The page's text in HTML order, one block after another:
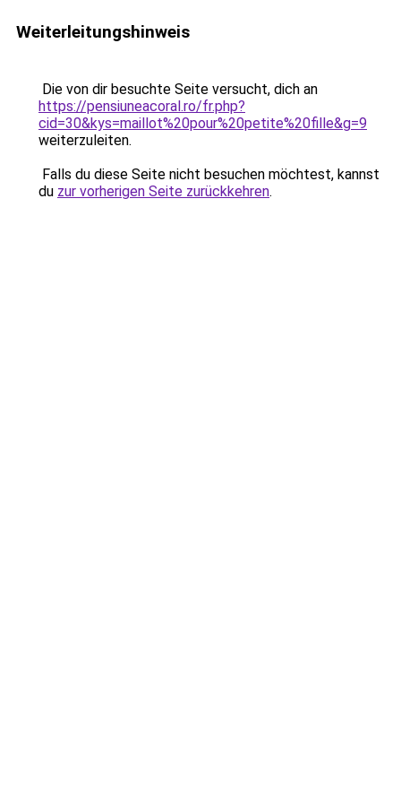
Weiterleitungshinweis
Die von dir besuchte Seite versucht, dich an
https://pensiuneacoral.ro/fr.php?
cid=30&kys=maillot%20pour%20petite%20fille&g=9
weiterzuleiten.
Falls du diese Seite nicht besuchen möchtest, kannst
du zur vorherigen Seite zurückkehren.